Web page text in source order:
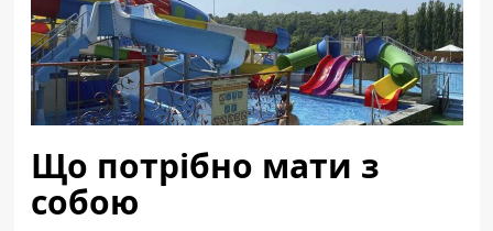
Що потрібно мати з
собою